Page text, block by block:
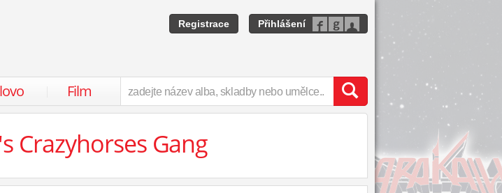
Registrace Přihlášení
Film
Crazyhorses Gang